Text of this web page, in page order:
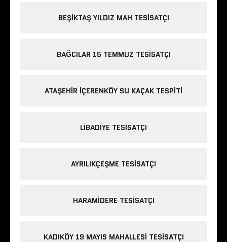
BEŞIKTAŞ YILDIZ MAH TESISATÇI
BAĞCILAR 15 TEMMUZ TESISATÇI
ATAŞEHIR IÇERENKÖY SU KAÇAK TESPITI
LIBADIYE TESISATÇI
AYRILIKÇEŞME TESISATÇI
HARAMIDERE TESISATÇI
KADIKÖY 19 MAYIS MAHALLESI TESISATÇI